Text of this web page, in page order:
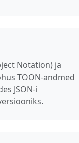
Notation) ja
TOON-andmed
JSON-i